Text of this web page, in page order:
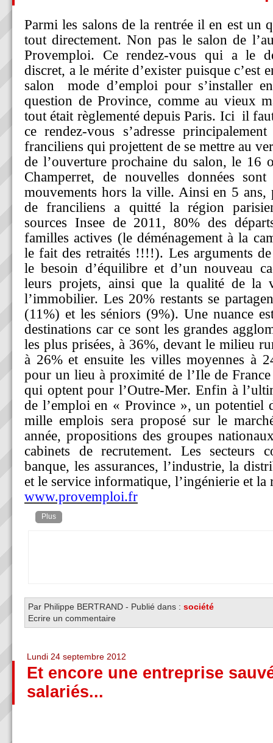
Parmi les salons de la rentrée il en est un
tout directement. Non pas le salon de
Provemploi. Ce rendez-vous qui a le
discret, a le mérite d’exister puisque c’est
salon
mode d’emploi pour s’installer
question de Province, comme au vieux
tout était règlementé depuis Paris. Ici il
ce rendez-vous s’adresse
franciliens qui projettent de se mettre au
de l’ouverture prochaine du salon, le 16
Champerret, de nouvelles données
mouvements hors la ville. Ainsi en 5 ans,
de franciliens a quitté la région
sources Insee de 2011, 80% des
familles actives (le déménagement à la
le fait des retraités !!!!). Les arguments de
le besoin d’équilibre et d’un nouveau
leurs projets, ainsi que la qualité de la
l’immobilier. Les 20% restants se
(11%) et les séniors (9%). Une nuance
destinations car ce sont les grandes
les plus prisées, à 36%, devant le milieu
à 26% et ensuite les villes moyennes à
pour un lieu à proximité de l’Ile de
qui optent pour l’Outre-Mer. Enfin à
de l’emploi en « Province », un potentiel
mille emplois sera proposé sur le
année, propositions des groupes
cabinets de recrutement. Les secteurs
banque, les assurances, l’industrie, la
et le service informatique, l’ingénierie et la
www.provemploi.fr
Plus
Par Philippe BERTRAND - Publié dans : société
Ecrire un commentaire
Lundi 24 septembre 2012
Et encore une entreprise
salariés...